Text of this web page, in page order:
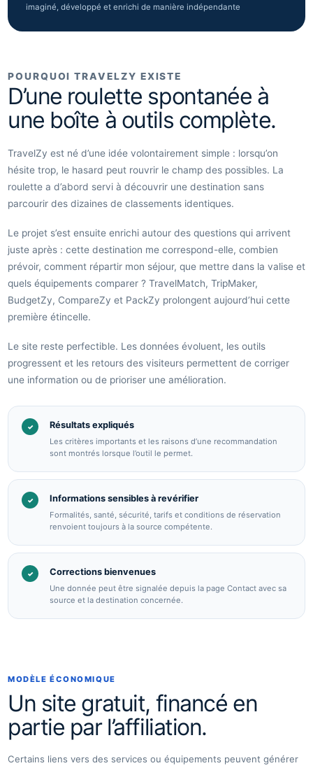
imaginé, développé et enrichi de manière indépendante
POURQUOI TRAVELZY EXISTE
D’une roulette spontanée à
une boîte à outils complète.
TravelZy est né d’une idée volontairement simple : lorsqu’on
hésite trop, le hasard peut rouvrir le champ des possibles. La
roulette a d’abord servi à découvrir une destination sans
parcourir des dizaines de classements identiques.
Le projet s’est ensuite enrichi autour des questions qui arrivent
juste après : cette destination me correspond-elle, combien
prévoir, comment répartir mon séjour, que mettre dans la valise et
quels équipements comparer ? TravelMatch, TripMaker,
BudgetZy, CompareZy et PackZy prolongent aujourd’hui cette
première étincelle.
Le site reste perfectible. Les données évoluent, les outils
progressent et les retours des visiteurs permettent de corriger
une information ou de prioriser une amélioration.
✓ Résultats expliqués
Les critères importants et les raisons d’une recommandation
sont montrés lorsque l’outil le permet.
✓ Informations sensibles à revérifier
Formalités, santé, sécurité, tarifs et conditions de réservation
renvoient toujours à la source compétente.
✓ Corrections bienvenues
Une donnée peut être signalée depuis la page Contact avec sa
source et la destination concernée.
MODÈLE ÉCONOMIQUE
Un site gratuit, financé en
partie par l’affiliation.
Certains liens vers des services ou équipements peuvent générer